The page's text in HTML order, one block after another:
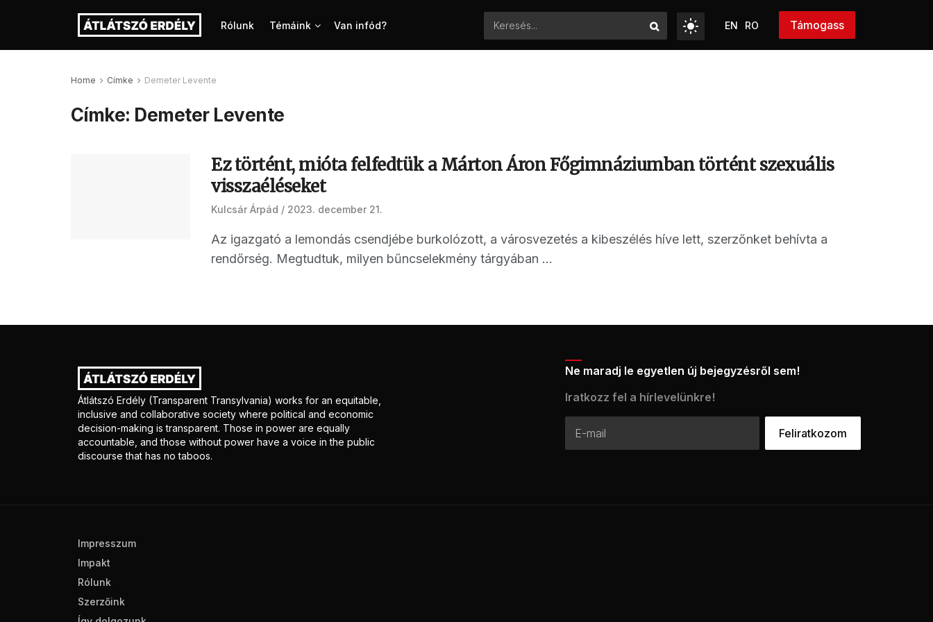
Rólunk Témáink Van infód? EN RO Támogass
Home Címke Demeter Levente
Címke: Demeter Levente
Ez történt, mióta felfedtük a Márton Áron Főgimnáziumban történt szexuális
visszaéléseket
Kulcsár Árpád 2023. december 21.
Az igazgató a lemondás csendjébe burkolózott, a városvezetés a kibeszélés híve lett, szerzőnket behívta a
rendőrség. Megtudtuk, milyen bűncselekmény tárgyában ...
Átlátszó Erdély (Transparent Transylvania) works for an equitable,
inclusive and collaborative society where political and economic
decision-making is transparent. Those in power are equally
accountable, and those without power have a voice in the public
discourse that has no taboos.
Ne maradj le egyetlen új bejegyzésről sem!
Iratkozz fel a hírlevelünkre!
Impresszum
Impakt
Rólunk
Szerzőink